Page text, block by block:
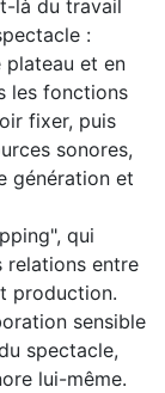
là du travail
:
plateau et en
les fonctions
fixer, puis
sonores,
génération et
qui
relations entre
production.
sensible
spectacle,
lui-même.